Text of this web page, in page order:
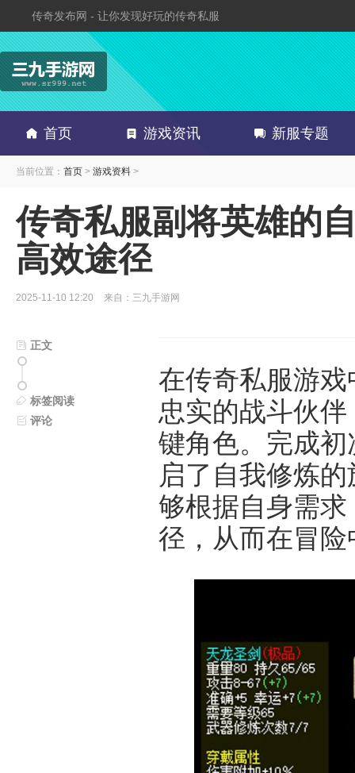
传奇发布网 - 让你发现好玩的传奇私服
首页 游戏资讯 新服专题
当前位置： 首页 > 游戏资料 >
传奇私服副将英雄的
高效途径
2025-11-10 12:20 来自：三九手游网
在传奇私服游
忠实的战斗伙
键角色。完成
启了自我修炼
够根据自身需
径，从而在冒
正文
标签阅读
评论